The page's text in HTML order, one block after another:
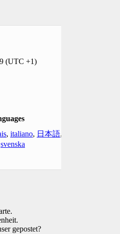
(UTC +1)
, italiano, 日本語,
svenska
gepostet?